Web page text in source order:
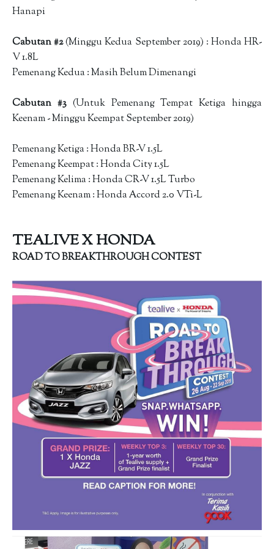
Hanapi
Cabutan #2(Minggu Kedua September 2019) : Honda HR-
V 1.8L
Pemenang Kedua : Masih Belum Dimenangi
Cabutan #3 (Untuk Pemenang Tempat Ketiga hingga
Keenam - Minggu Keempat September 2019)
Pemenang Ketiga : Honda BR-V 1.5L
Pemenang Keempat : Honda City 1.5L
Pemenang Kelima : Honda CR-V 1.5L Turbo
Pemenang Keenam : Honda Accord 2.0 VTi-L
TEALIVE X HONDA
ROAD TO BREAKTHROUGH CONTEST